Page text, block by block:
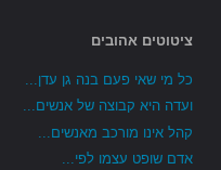
ציטוטים אהובים
כל מי שאי פעם בנה גן עדן...
ועדה היא קבוצה של אנשים...
קהל אינו מורכב מאנשים...
אדם שופט עצמו לפי...